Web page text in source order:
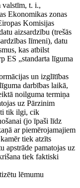
valstīm, t. i.,
Ekonomikas zonas
Komisijas
aizsardzību (trešās
līmeni), datu
kas atbilst
ES „standarta līguma
un izglītības
darbības laikā,
noilguma termiņa
uz Pārzinim
tik ilgi, cik
(jo īpaši līdz
ar piemērojamajiem
tiek atzīts
apstrāde pamatojas uz
tiek faktiski
lēmumu